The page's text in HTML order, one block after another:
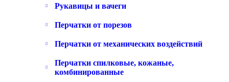
Рукавицы и вачеги
Перчатки от порезов
Перчатки от механических воздействий
Перчатки спилковые, кожаные,
комбинированные